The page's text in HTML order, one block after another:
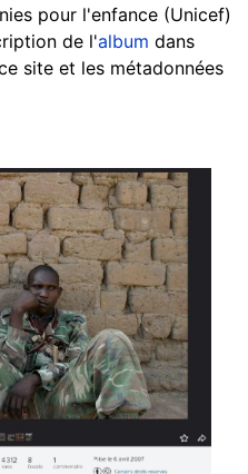
pour l'enfance (Unicef)
de l'album dans
site et les métadonnées